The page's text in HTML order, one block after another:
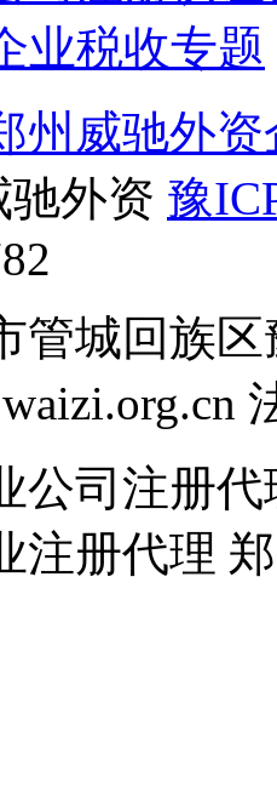
业税收专题
州威驰外
驰外资 豫
管城回族
公司注册
注册代理